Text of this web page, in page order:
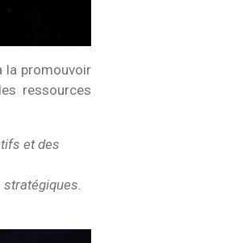
la promouvoir
ressources
et des